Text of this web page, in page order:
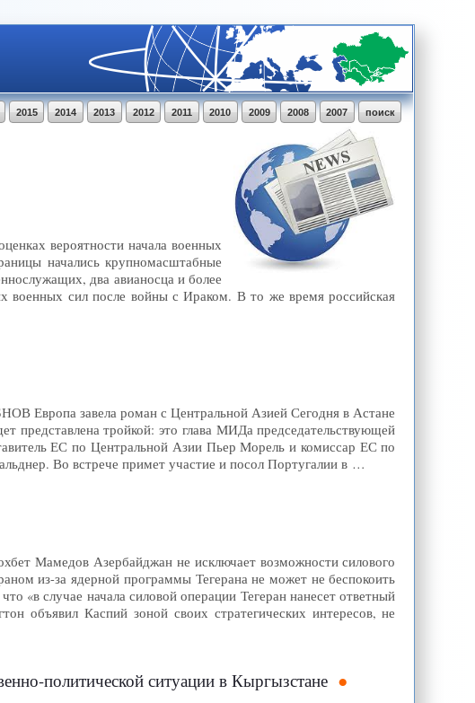
поиск
2007
2008
2009
2010
2011
2012
2013
2014
2015
вероятности начала военных
начались крупномасштабные
два авианосца и более
военных сил после войны с Ираком. В то же время российская
Европа завела роман с Центральной Азией Сегодня в Астане
представлена тройкой: это глава МИДа председательствующей
ЕС по Центральной Азии Пьер Морель и комиссар ЕС по
Во встрече примет участие и посол Португалии в …
Мамедов Азербайджан не исключает возможности силового
из-за ядерной программы Тегерана не может не беспокоить
«в случае начала силовой операции Тегеран нанесет ответный
объявил Каспий зоной своих стратегических интересов, не
политической ситуации в Кыргызстане